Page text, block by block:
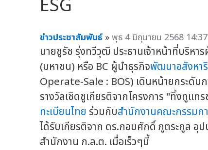
ESG
ข่าวประชาสัมพันธ์ »พุธ 4 มิถุนายน 2568
นายชูรัช รุ่งทวีวุฒิ ประธานเจ้าหน้าที่บริห
(มหาชน) หรือ BC ผู้นำธุรกิจพัฒนาอสังหา
Operate-Sale : BOS) เดินหน้ายกระดับ
รางวัลเชิดชูเกียรติจากโครงการ "ทิ้งทูแ
ทะเบียนไทย ร่วมกับสำนักงานคณะกรรม
ได้รับเกียรติจาก ดร.กอบศักดิ์ ภูตระกูล
สำนักงาน ก.ล.ต. เมื่อเร็วๆนี้